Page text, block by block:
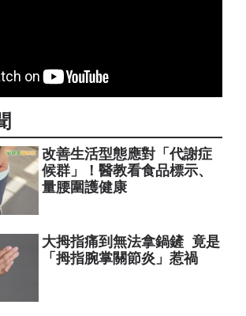
改善生活型態應對「代謝症
候群」！醫教看食品標示、
量腰圍護健康
大拇指痛到無法拿鍋鏟 竟是
「拇指腕掌關節炎」惹禍